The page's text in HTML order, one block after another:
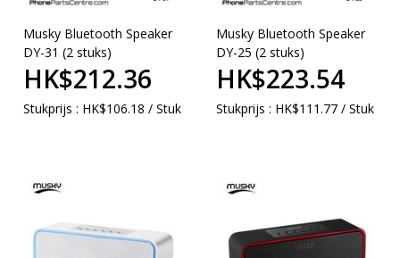
Musky Bluetooth Speaker
DY-31 (2 stuks)
HK$212.36
Stukprijs : HK$106.18 / Stuk
Musky Bluetooth Speaker
DY-25 (2 stuks)
HK$223.54
Stukprijs : HK$111.77 / Stuk